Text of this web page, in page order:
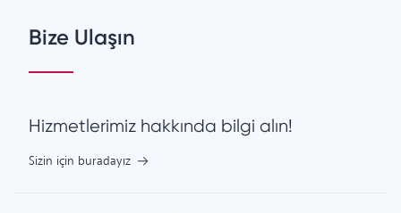
Bize Ulaşın
Hizmetlerimiz hakkında bilgi alın!
Sizin için buradayız